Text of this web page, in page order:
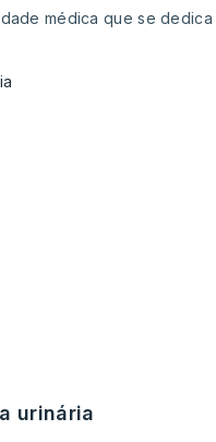
médica que se dedica
urinária